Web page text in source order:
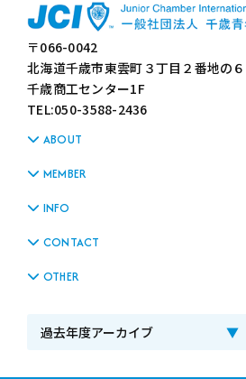
〒066-0042
北海道千歳市東雲町３丁目２番地の６
千歳商工センター1F
TEL:050-3588-2436
ABOUT
MEMBER
INFO
CONTACT
OTHER